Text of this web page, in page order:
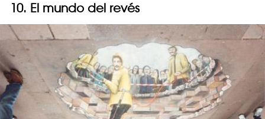
10. El mundo del revés